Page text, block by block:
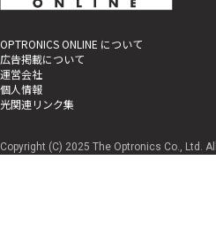
OPTRONICS ONLINE について
広告掲載について
運営会社
個人情報
光関連リンク集
Copyright (C) 2025 The Optronics Co., Ltd.